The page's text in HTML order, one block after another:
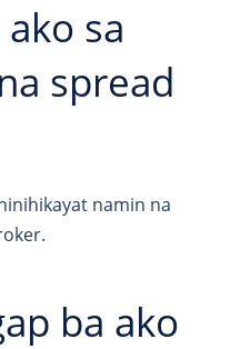
sa
spread
namin na
ba ako